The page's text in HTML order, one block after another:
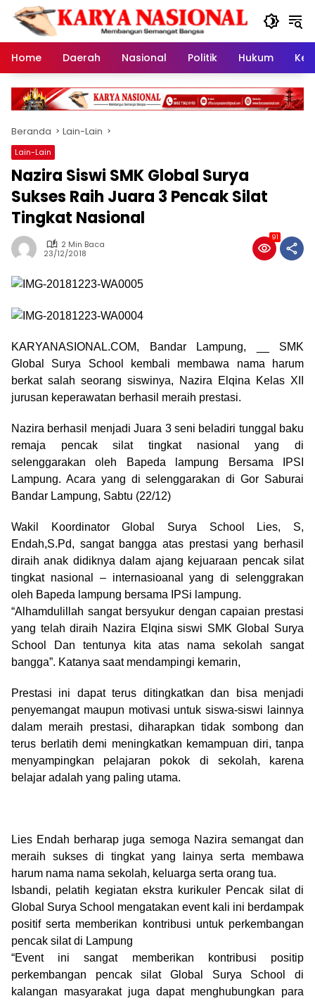
Langsung
konten
Home
Daerah Nasional Politik Hukum
Beranda Lain-Lain
Lain-Lain
Nazira Siswi SMK Global Surya
Sukses Raih Juara 3 Pencak Silat
Tingkat Nasional
2 Min Baca
23/12/2018
91
KARYANASIONAL.COM, Bandar Lampung, __ SMK
Global Surya School kembali membawa nama harum
berkat salah seorang siswinya, Nazira Elqina Kelas XII
jurusan keperawatan berhasil meraih prestasi.
Nazira berhasil menjadi Juara 3 seni beladiri tunggal baku
remaja pencak silat tingkat nasional yang di
selenggarakan oleh Bapeda lampung Bersama IPSI
Lampung. Acara yang di selenggarakan di Gor Saburai
Bandar Lampung, Sabtu (22/12)
Wakil Koordinator Global Surya School Lies, S,
Endah,S.Pd, sangat bangga atas prestasi yang berhasil
diraih anak didiknya dalam ajang kejuaraan pencak silat
tingkat nasional – internasioanal yang di selenggrakan
oleh Bapeda lampung bersama IPSi lampung.
“Alhamdulillah sangat bersyukur dengan capaian prestasi
yang telah diraih Nazira Elqina siswi SMK Global Surya
School Dan tentunya kita atas nama sekolah sangat
bangga”. Katanya saat mendampingi kemarin,
Prestasi ini dapat terus ditingkatkan dan bisa menjadi
penyemangat maupun motivasi untuk siswa-siswi lainnya
dalam meraih prestasi, diharapkan tidak sombong dan
terus berlatih demi meningkatkan kemampuan diri, tanpa
menyampingkan pelajaran pokok di sekolah, karena
belajar adalah yang paling utama.
Lies Endah berharap juga semoga Nazira semangat dan
meraih sukses di tingkat yang lainya serta membawa
harum nama nama sekolah, keluarga serta orang tua.
Isbandi, pelatih kegiatan ekstra kurikuler Pencak silat di
Global Surya School mengatakan event kali ini berdampak
positif serta memberikan kontribusi untuk perkembangan
pencak silat di Lampung
“Event ini sangat memberikan kontribusi positip
perkembangan pencak silat Global Surya School di
kalangan masyarakat juga dapat menghubungkan para